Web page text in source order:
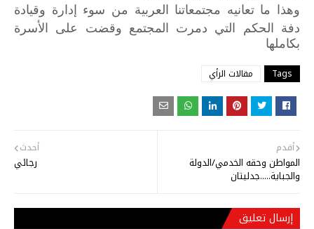
وهذا ما تعانيه مجتمعاتنا العربية من سوء إدارة وقيادة
دفة
الحكم التي دمرت المجتمع وقضت على
الأسرة
بكاملها
Tags مقالات الرأي
أحدث
رجائي
أقدم
المواطن وحقه الخدمي/الدولة
والجباية.....جدليتان
إرسال تعليق